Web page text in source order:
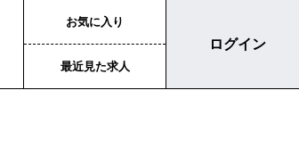
お気に入り
最近見た求人
ログイン